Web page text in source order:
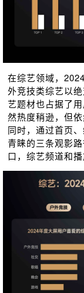
在综艺领域，
外竞技类综艺以
艺题材也占据了
然热度稍逊，但依
同时，通过首页
青睐的三条观影
口，综艺频道和